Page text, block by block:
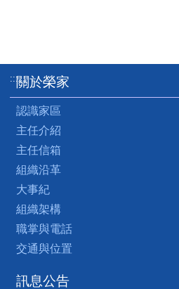
:::關於榮家
認識家區
主任介紹
主任信箱
組織沿革
大事紀
組織架構
職掌與電話
交通與位置
訊息公告